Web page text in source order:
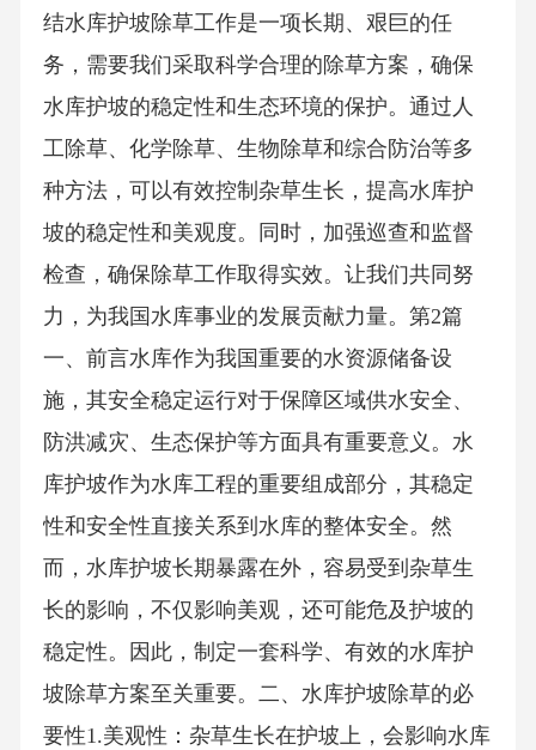
结水库护坡除草工作是一项长期、艰巨的任
务，需要我们采取科学合理的除草方案，确保
水库护坡的稳定性和生态环境的保护。通过人
工除草、化学除草、生物除草和综合防治等多
种方法，可以有效控制杂草生长，提高水库护
坡的稳定性和美观度。同时，加强巡查和监督
检查，确保除草工作取得实效。让我们共同努
力，为我国水库事业的发展贡献力量。第2篇
一、前言水库作为我国重要的水资源储备设
施，其安全稳定运行对于保障区域供水安全、
防洪减灾、生态保护等方面具有重要意义。水
库护坡作为水库工程的重要组成部分，其稳定
性和安全性直接关系到水库的整体安全。然
而，水库护坡长期暴露在外，容易受到杂草生
长的影响，不仅影响美观，还可能危及护坡的
稳定性。因此，制定一套科学、有效的水库护
坡除草方案至关重要。二、水库护坡除草的必
要性1.美观性：杂草生长在护坡上，会影响水库